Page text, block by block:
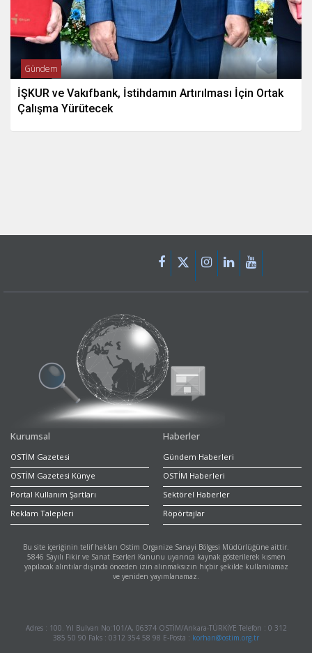
Gündem
İŞKUR ve Vakıfbank, İstihdamın Artırılması İçin Ortak
Çalışma Yürütecek
Kurumsal
OSTİM Gazetesi
OSTİM Gazetesi Künye
Portal Kullanım Şartları
Reklam Talepleri
Haberler
Gündem Haberleri
OSTİM Haberleri
Sektörel Haberler
Röpörtajlar
Bu site içeriğinin telif hakları Ostim Organize Sanayi Bölgesi Müdürlüğüne aittir.
5846 Sayılı Fikir ve Sanat Eserleri Kanunu uyarınca kaynak gösterilerek kısmen
yapılacak alıntılar dışında önceden izin alınmaksızın hiçbir şekilde kullanılamaz
ve yeniden yayımlanamaz.
Adres : 100. Yıl Bulvarı No:101/A, 06374 OSTİM/Ankara-TÜRKİYE Telefon : 0 312
385 50 90 Faks : 0312 354 58 98 E-Posta : korhan@ostim.org.tr